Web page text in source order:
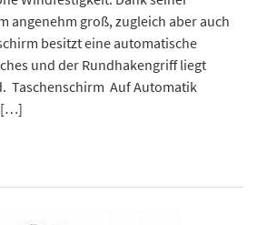
angenehm groß, zugleich aber auch
besitzt eine automatische
und der Rundhakengriff liegt
Taschenschirm Auf Automatik
[…]